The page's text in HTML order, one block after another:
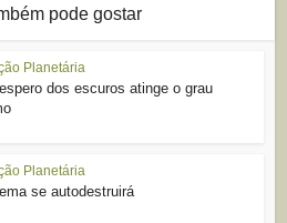
pode gostar
Planetária
dos escuros atinge o grau
Planetária
se autodestruirá